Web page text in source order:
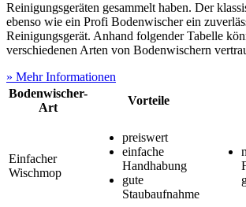
Reinigungsgeräten gesammelt haben. Der
ebenso wie ein Profi Bodenwischer ein
Reinigungsgerät. Anhand folgender Tabelle
verschiedenen Arten von Bodenwischern
» Mehr Informationen
Bodenwischer-
Art
Vorteile
Einfacher
Wischmop
preiswert
einfache
Handhabung
gute
Staubaufnahme